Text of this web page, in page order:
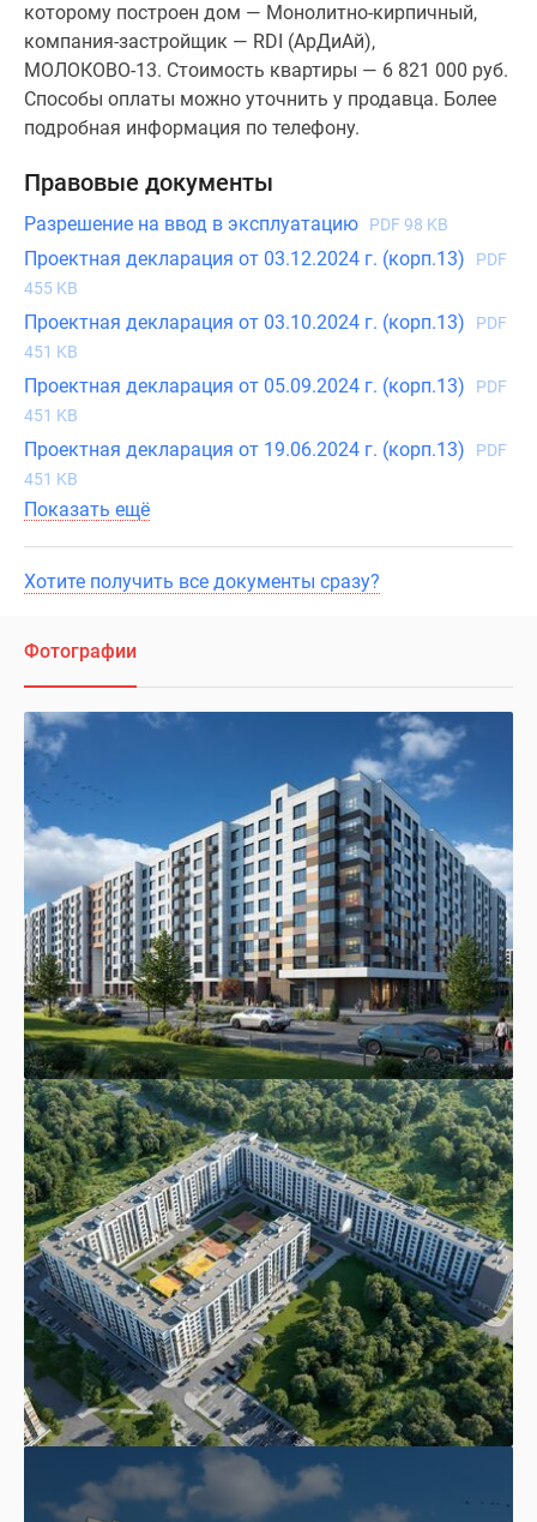
которому построен дом — Монолитно-кирпичный,
компания-застройщик — RDI (АрДиАй),
МОЛОКОВО-13. Стоимость квартиры — 6 821 000 руб.
Способы оплаты можно уточнить у продавца. Более
подробная информация по телефону.
Правовые документы
Разрешение на ввод в эксплуатацию PDF 98 KB
Проектная декларация от 03.12.2024 г. (корп.13)
PDF
455 KB
Проектная декларация от 03.10.2024 г. (корп.13)
PDF
451 KB
Проектная декларация от 05.09.2024 г. (корп.13)
PDF
451 KB
Проектная декларация от 19.06.2024 г. (корп.13)
PDF
451 KB
Показать ещё
Хотите получить все документы сразу?
Фотографии